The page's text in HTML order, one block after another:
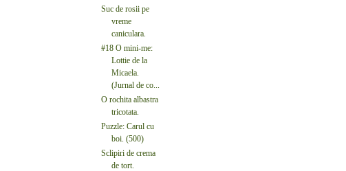
Suc de rosii pe
vreme
caniculara.
#18 O mini-me:
Lottie de la
Micaela.
(Jurnal de co...
O rochita albastra
tricotata.
Puzzle: Carul cu
boi. (500)
Sclipiri de crema
de tort.